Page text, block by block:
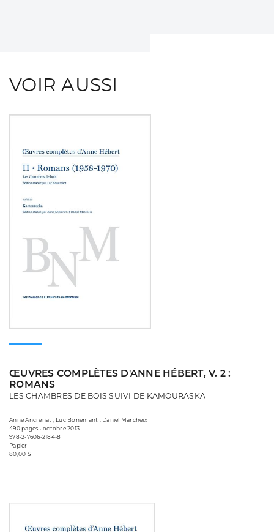
VOIR AUSSI
ŒUVRES COMPLÈTES D'ANNE HÉBERT, V. 2 :
ROMANS
LES CHAMBRES DE BOIS SUIVI DE KAMOURASKA
Anne Ancrenat , Luc Bonenfant , Daniel Marcheix
490 pages • octobre 2013
978-2-7606-2184-8
Papier
80,00 $